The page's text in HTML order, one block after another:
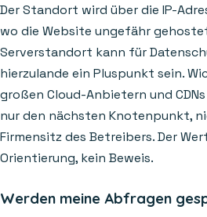
Der Standort wird über die IP-
wo die Website ungefähr
Serverstandort kann für
hierzulande ein Pluspunkt sein.
großen Cloud-Anbietern und
nur den nächsten Knotenpunkt,
Firmensitz des Betreibers. Der
Orientierung, kein Beweis.
Werden meine Abfragen